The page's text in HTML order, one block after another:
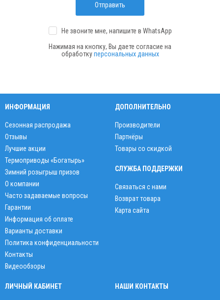
Отправить
Не звоните мне, напишите в WhatsApp
Нажимая на кнопку, Вы даете согласие на
обработкуперсональных данных
ИНФОРМАЦИЯ
Сезонная распродажа
Отзывы
Лучшие акции
Термоприводы «Богатырь»
Зимний розыгрыш призов
О компании
Часто задаваемые вопросы
Гарантии
Информация об оплате
Варианты доставки
Политика конфиденциальности
Контакты
Видеообзоры
ДОПОЛНИТЕЛЬНО
Производители
Партнёры
Товары со скидкой
СЛУЖБА ПОДДЕРЖКИ
Связаться с нами
Возврат товара
Карта сайта
ЛИЧНЫЙ КАБИНЕТ НАШИ КОНТАКТЫ